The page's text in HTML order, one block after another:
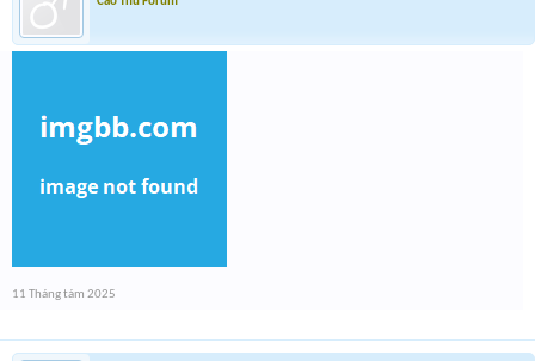
11 Tháng tám 2025